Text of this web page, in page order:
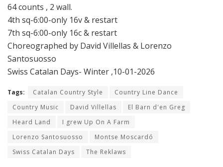
64 counts , 2 wall.
4th sq-6:00-only 16v & restart
7th sq-6:00-only 16c & restart
Choreographed by David Villellas & Lorenzo
Santosuosso
Swiss Catalan Days- Winter ,10-01-2026
Tags: Catalan Country Style
Country Line Dance
Country Music
David Villellas
El Barn d'en Greg
Heard Land
I grew Up On A Farm
Lorenzo Santosuosso
Montse Moscardó
Swiss Catalan Days
The Reklaws